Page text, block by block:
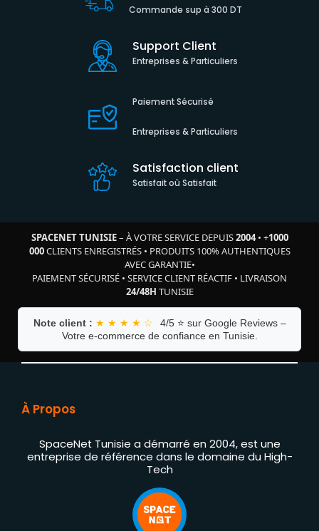
Commande sup à 300 DT
Support Client
Entreprises & Particuliers
Paiement Sécurisé
Entreprises & Particuliers
Satisfaction client
Satisfait où Satisfait
SPACENET TUNISIE– À VOTRE SERVICE DEPUIS2004• +1000
000CLIENTS ENREGISTRÉS• PRODUITS 100% AUTHENTIQUES
AVEC GARANTIE•
PAIEMENT SÉCURISÉ • SERVICE CLIENT RÉACTIF • LIVRAISON
24/48H TUNISIE
Note client : ★ ★ ★ ★ ☆
4/5 ⭐ sur Google Reviews –
Votre e-commerce de confiance en Tunisie.
À Propos
SpaceNet Tunisie a démarré en 2004, est une
entreprise de référence dans le domaine du High-
Tech